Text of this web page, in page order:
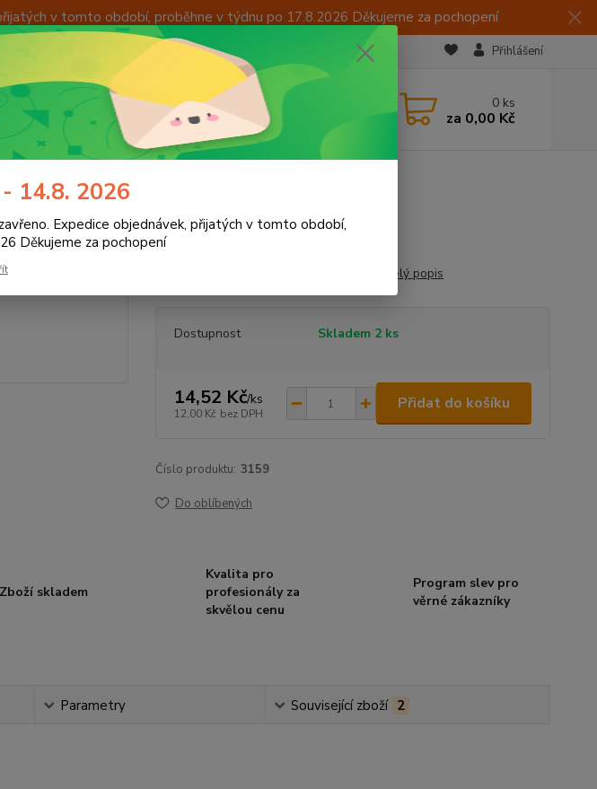
v tomto období, proběhne v týdnu po 17.8.2026 Děkujeme za pochopení
Přihlášení
Hledat +420 605 283 713
8:00 - 15:00
0 ks
za 0,00 Kč
boční LT-90 - čirý
celý popis
Dostupnost Skladem 2 ks
14,52 Kč/ks
12,00 Kč bez DPH
Přidat do košíku
Číslo produktu: 3159
Do oblíbených
Zboží skladem
Kvalita pro
profesionály za
skvělou cenu
Program slev pro
věrné zákazníky
Parametry Související zboží 2
14.8. 2026
Expedice objednávek, přijatých v tomto období,
Děkujeme za pochopení